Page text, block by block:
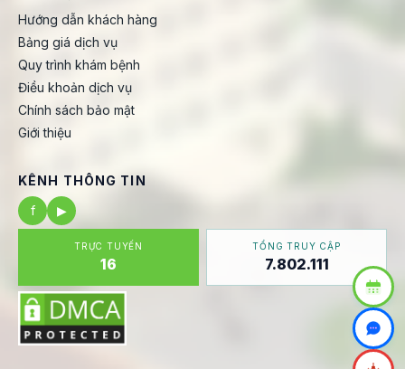
Hướng dẫn khách hàng
Bảng giá dịch vụ
Quy trình khám bệnh
Điều khoản dịch vụ
Chính sách bảo mật
Giới thiệu
KÊNH THÔNG TIN
f
▶
TRỰC TUYẾN
16
TỔNG TRUY CẬP
7.802.111